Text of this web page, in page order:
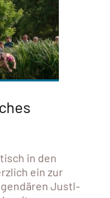
in den
ein zur
Justl-